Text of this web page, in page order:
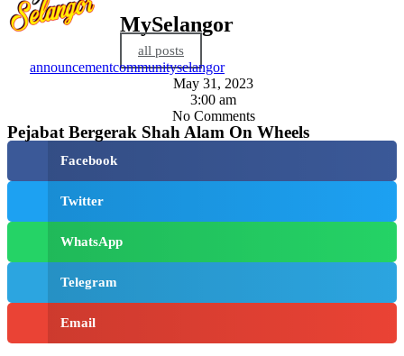
MySelangor
all posts
announcementcommunityselangor
May 31, 2023
3:00 am
No Comments
Pejabat Bergerak Shah Alam On Wheels
Facebook
Twitter
WhatsApp
Telegram
Email